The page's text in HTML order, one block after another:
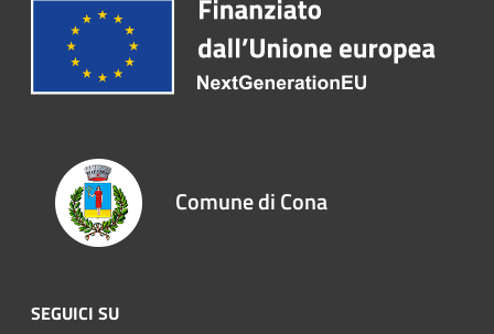
Comune di Cona
SEGUICI SU